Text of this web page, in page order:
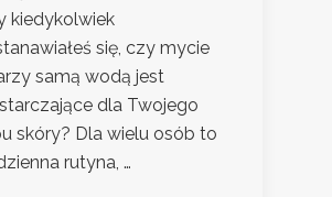
kiedykolwiek
się, czy mycie
samą wodą jest
dla Twojego
skóry? Dla wielu osób to
rutyna, …